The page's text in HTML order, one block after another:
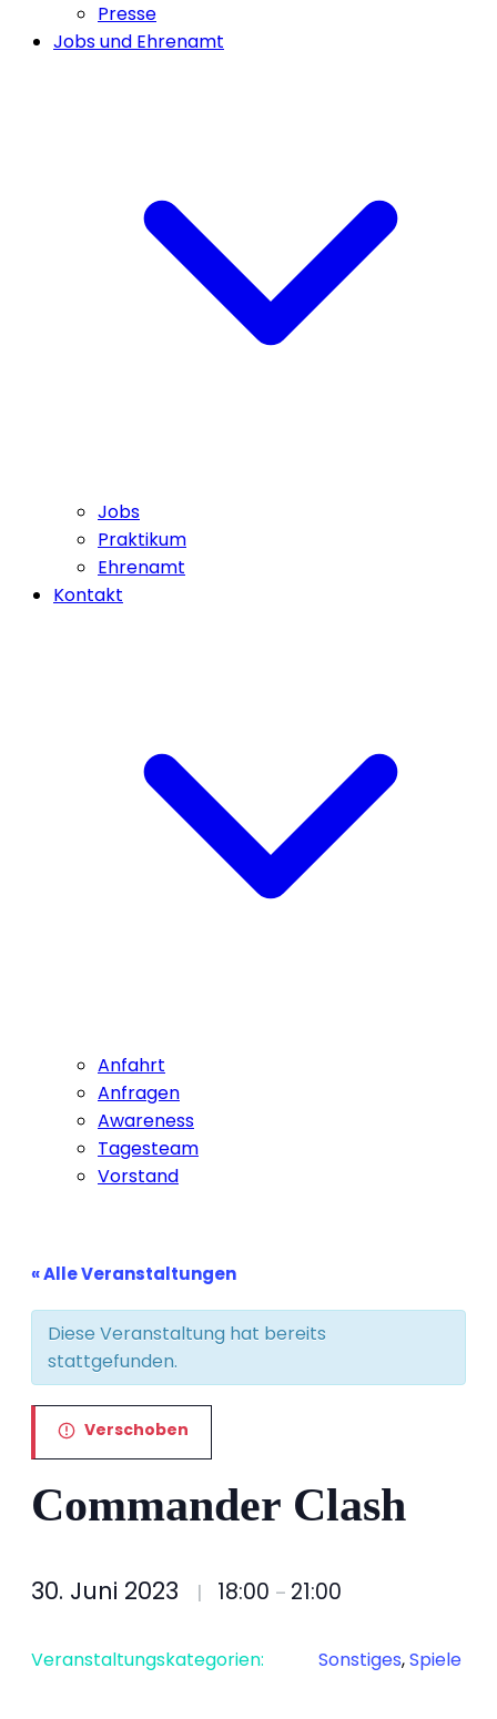
Presse
Jobs und Ehrenamt
Jobs
Praktikum
Ehrenamt
Kontakt
Anfahrt
Anfragen
Awareness
Tagesteam
Vorstand
« Alle Veranstaltungen
Diese Veranstaltung hat bereits
stattgefunden.
Verschoben
Commander Clash
30. Juni 2023 18:00 – 21:00
Veranstaltungskategorien: Sonstiges,Spiele